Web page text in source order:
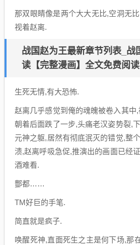
那双眼睛像是两个大大无比,空洞无
视着赵离.
战国赵为王最新章节列表_战
读【完整漫画】全文免费阅
生死无情,有大恐怖.
赵离几乎感觉到俺的魂魄被卷入其中
朝着后面跌了一步,头痛老汉姿势裂,
元神之躯,居然有彻底泯灭的错觉,整
溃,赵离呼吸急促,推演出的画面已经
酒难看.
酆都……
TM好巨的手笔.
简直就是疯子.
唤醒死神,直面死生之主是何下场,那